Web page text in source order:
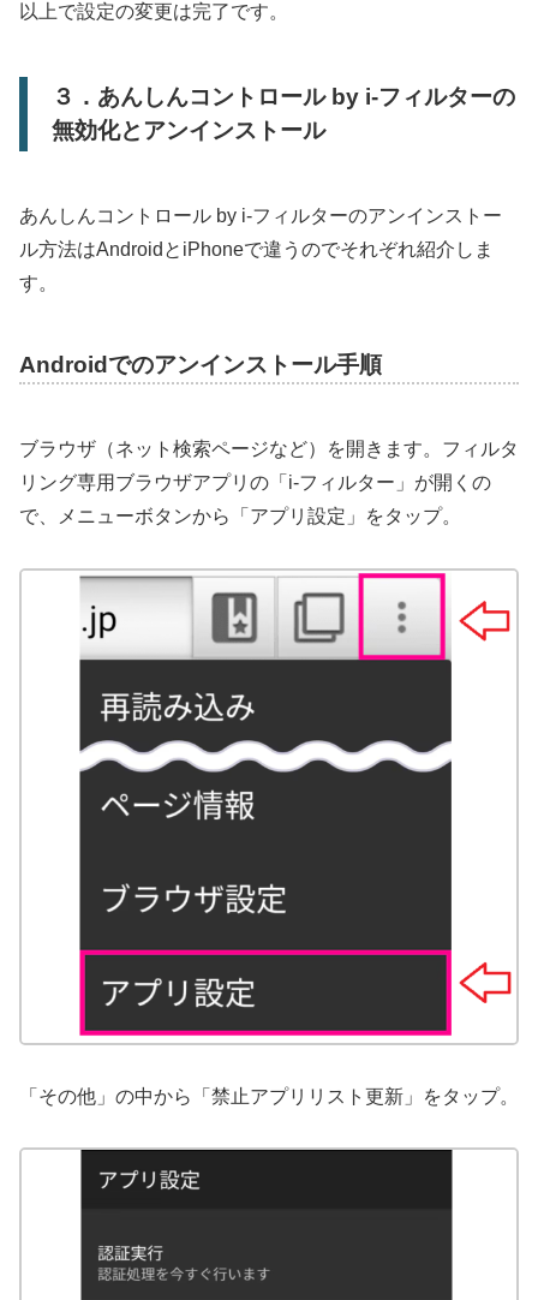
以上で設定の変更は完了です。
３．あんしんコントロール by i-フィルターの
無効化とアンインストール
あんしんコントロール by i-フィルターのアンインストー
ル方法はAndroidとiPhoneで違うのでそれぞれ紹介しま
す。
Androidでのアンインストール手順
ブラウザ（ネット検索ページなど）を開きます。フィルタ
リング専用ブラウザアプリの「i-フィルター」が開くの
で、メニューボタンから「アプリ設定」をタップ。
「その他」の中から「禁止アプリリスト更新」をタップ。